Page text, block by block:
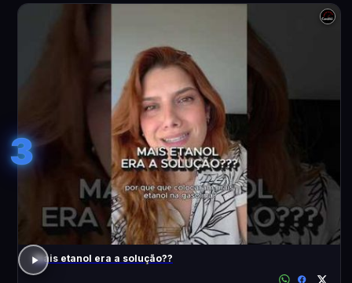
3
Mais etanol era a solução??